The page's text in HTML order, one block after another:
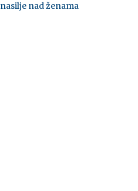
nasilje nad ženama